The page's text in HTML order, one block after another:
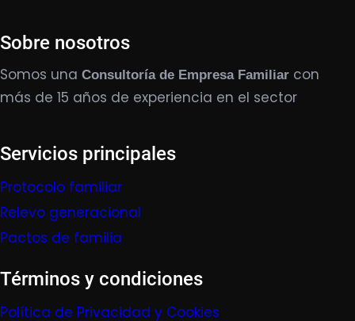
Sobre nosotros
Somos una Consultoría de Empresa Familiar con
más de 15 años de experiencia en el sector
Servicios principales
Protocolo familiar
Relevo generacional
Pactos de familia
Términos y condiciones
Política de Privacidad y Cookies